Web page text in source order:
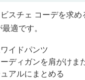
スチェ コーデを求め
最適です。
イドパンツ
ディガンを肩がけま
アルにまとめる